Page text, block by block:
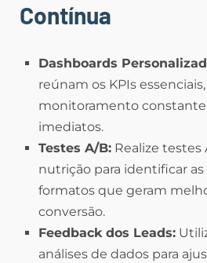
Contínua
Dashboards
reúnam os KPIs
monitoramento constante
imediatos.
Testes A/B: Realize testes
nutrição para identificar
formatos que geram
conversão.
Feedback dos Leads:
análises de dados para